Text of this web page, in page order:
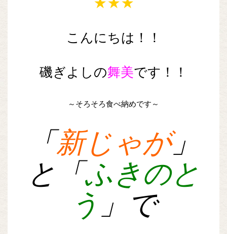
★★★
こんにちは！！
磯ぎよしの舞美です！！
～そろそろ食べ納めです～
「新じゃが」
と「ふきのと
う 」で